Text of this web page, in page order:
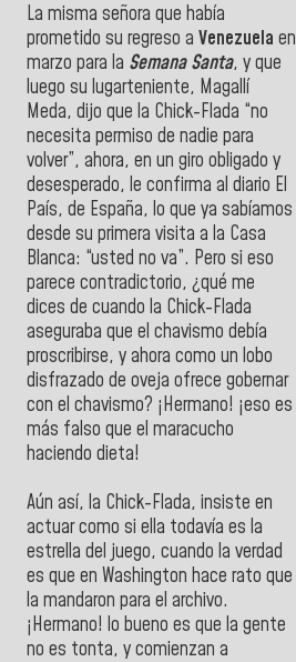
La misma señora que había
prometido su regreso a Venezuela en
marzo para la Semana Santa, y que
luego su lugarteniente, Magallí
Meda, dijo que la Chick-Flada “no
necesita permiso de nadie para
volver”, ahora, en un giro obligado y
desesperado, le confirma al diario El
País, de España, lo que ya sabíamos
desde su primera visita a la Casa
Blanca: “usted no va”. Pero si eso
parece contradictorio, ¿qué me
dices de cuando la Chick-Flada
aseguraba que el chavismo debía
proscribirse, y ahora como un lobo
disfrazado de oveja ofrece gobernar
con el chavismo? ¡Hermano! ¡eso es
más falso que el maracucho
haciendo dieta!
Aún así, la Chick-Flada, insiste en
actuar como si ella todavía es la
estrella del juego, cuando la verdad
es que en Washington hace rato que
la mandaron para el archivo.
¡Hermano! lo bueno es que la gente
no es tonta, y comienzan a